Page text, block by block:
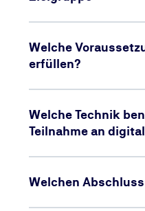
Welche
erfüllen?
Welche Technik
Teilnahme an
Welchen